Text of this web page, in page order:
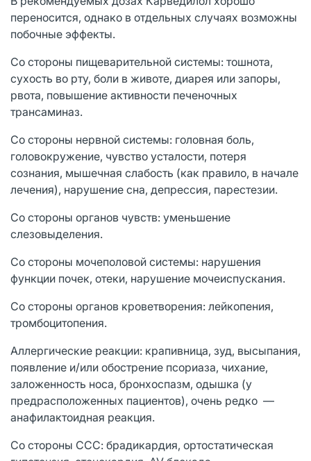
переносится, однако в отдельных случаях возможны
побочные эффекты.
Со стороны пищеварительной системы: тошнота,
сухость во рту, боли в животе, диарея или запоры,
рвота, повышение активности печеночных
трансаминаз.
Со стороны нервной системы: головная боль,
головокружение, чувство усталости, потеря
сознания, мышечная слабость (как правило, в начале
лечения), нарушение сна, депрессия, парестезии.
Со стороны органов чувств: уменьшение
слезовыделения.
Со стороны мочеполовой системы: нарушения
функции почек, отеки, нарушение мочеиспускания.
Со стороны органов кроветворения: лейкопения,
тромбоцитопения.
Аллергические реакции: крапивница, зуд, высыпания,
появление и/или обострение псориаза, чихание,
заложенность носа, бронхоспазм, одышка (у
предрасположенных пациентов), очень редко —
анафилактоидная реакция.
Со стороны ССС: брадикардия, ортостатическая